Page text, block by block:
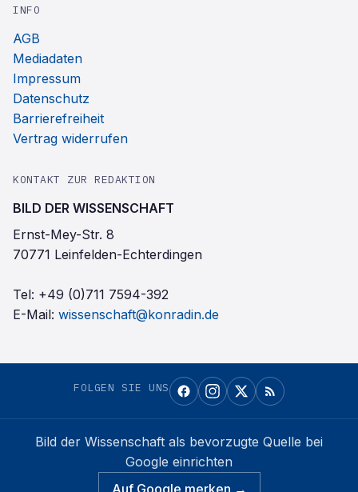
INFO
AGB
Mediadaten
Impressum
Datenschutz
Barrierefreiheit
Vertrag widerrufen
KONTAKT ZUR REDAKTION
BILD DER WISSENSCHAFT
Ernst-Mey-Str. 8
70771 Leinfelden-Echterdingen
Tel: +49 (0)711 7594-392
E-Mail: wissenschaft@konradin.de
FOLGEN SIE UNS
Bild der Wissenschaft als bevorzugte Quelle bei
Google einrichten
Auf Google merken →